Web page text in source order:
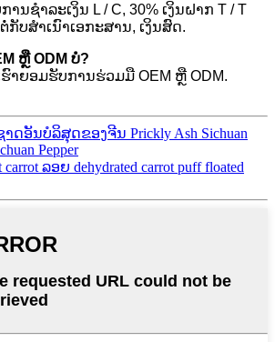
ນຊໍາລະເງິນ L / C, 30% ເງິນຝາກ T / T
ກັບສໍາເນົາເອກະສານ, ເງິນສົດ.
ຫຼື ODM ບໍ?
າຍອມຮັບການຮ່ວມມື OEM ຫຼື ODM.
ດອັນບໍລິສຸດຂອງຈີນ Prickly Ash Sichuan
Pepper
carrot ລອຍ dehydrated carrot puff floated